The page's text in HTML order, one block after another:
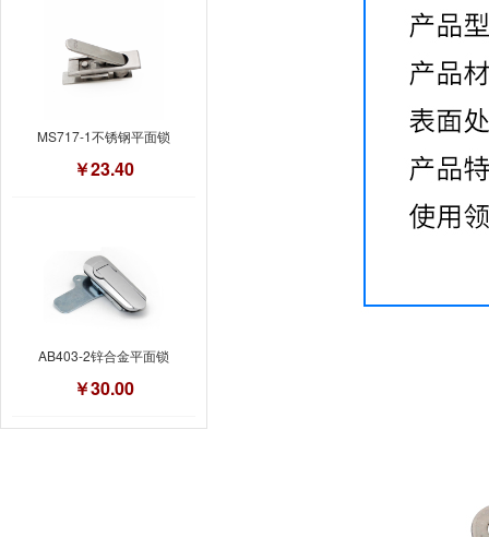
MS717-1不锈钢平面锁
￥23.40
AB403-2锌合金平面锁
￥30.00